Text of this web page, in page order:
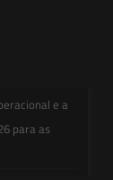
e a
para as